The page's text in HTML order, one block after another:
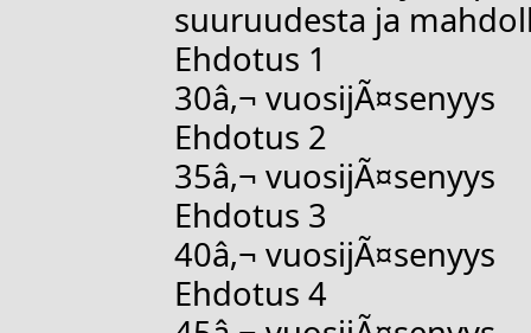
suuruudesta ja
Ehdotus 1
30â‚¬ vuosijÃ¤senyys
Ehdotus 2
35â‚¬ vuosijÃ¤senyys
Ehdotus 3
40â‚¬ vuosijÃ¤senyys
Ehdotus 4